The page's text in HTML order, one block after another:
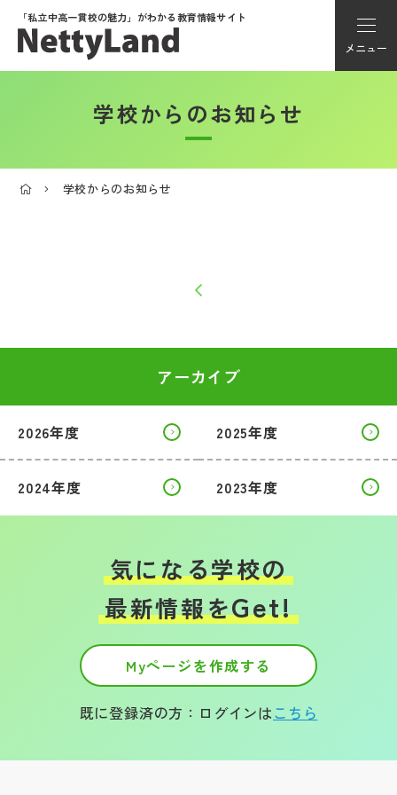
「私立中高一貫校の魅力」がわかる教育情報サイト
メニュー
アカウント登録
帰国生受験情報
説明会・イベント情報
学校からのお知らせ
学校HP最新情報
NettyLandかわら版
学校からのお知らせ
学校からのお知らせ
アーカイブ
2026年度 2025年度
2024年度 2023年度
気になる学校の
最新情報をGet!
Myページを作成する
既に登録済の方：ログインはこちら